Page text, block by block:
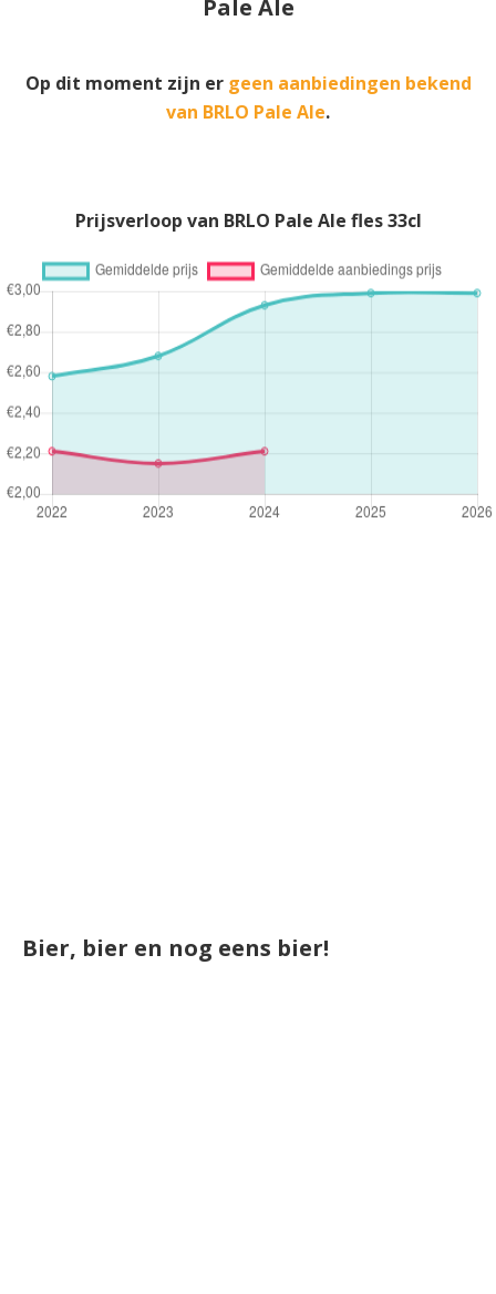
Pale Ale
Op dit moment zijn er geen aanbiedingen bekend
van BRLO Pale Ale.
Prijsverloop van BRLO Pale Ale fles 33cl
Bier, bier en nog eens bier!